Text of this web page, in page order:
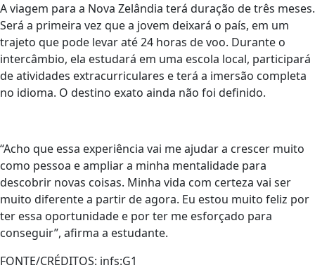
A viagem para a Nova Zelândia terá duração de três meses.
Será a primeira vez que a jovem deixará o país, em um
trajeto que pode levar até 24 horas de voo. Durante o
intercâmbio, ela estudará em uma escola local, participará
de atividades extracurriculares e terá a imersão completa
no idioma. O destino exato ainda não foi definido.
“Acho que essa experiência vai me ajudar a crescer muito
como pessoa e ampliar a minha mentalidade para
descobrir novas coisas. Minha vida com certeza vai ser
muito diferente a partir de agora. Eu estou muito feliz por
ter essa oportunidade e por ter me esforçado para
conseguir”, afirma a estudante.
FONTE/CRÉDITOS: infs:G1